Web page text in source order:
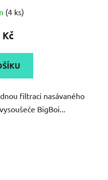
(4 ks)
Kč
filtraci nasávaného
BigBoi...